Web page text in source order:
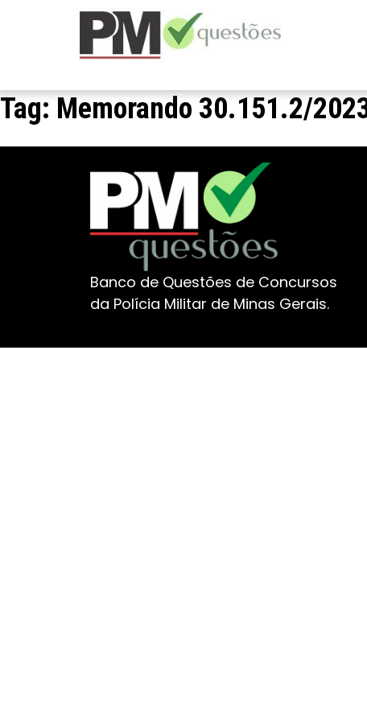
Tag: Memorando 30.151.2/
Banco de Questões de Concursos
da Polícia Militar de Minas Gerais.